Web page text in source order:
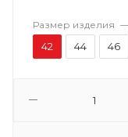
Размер изделия
42 44 46